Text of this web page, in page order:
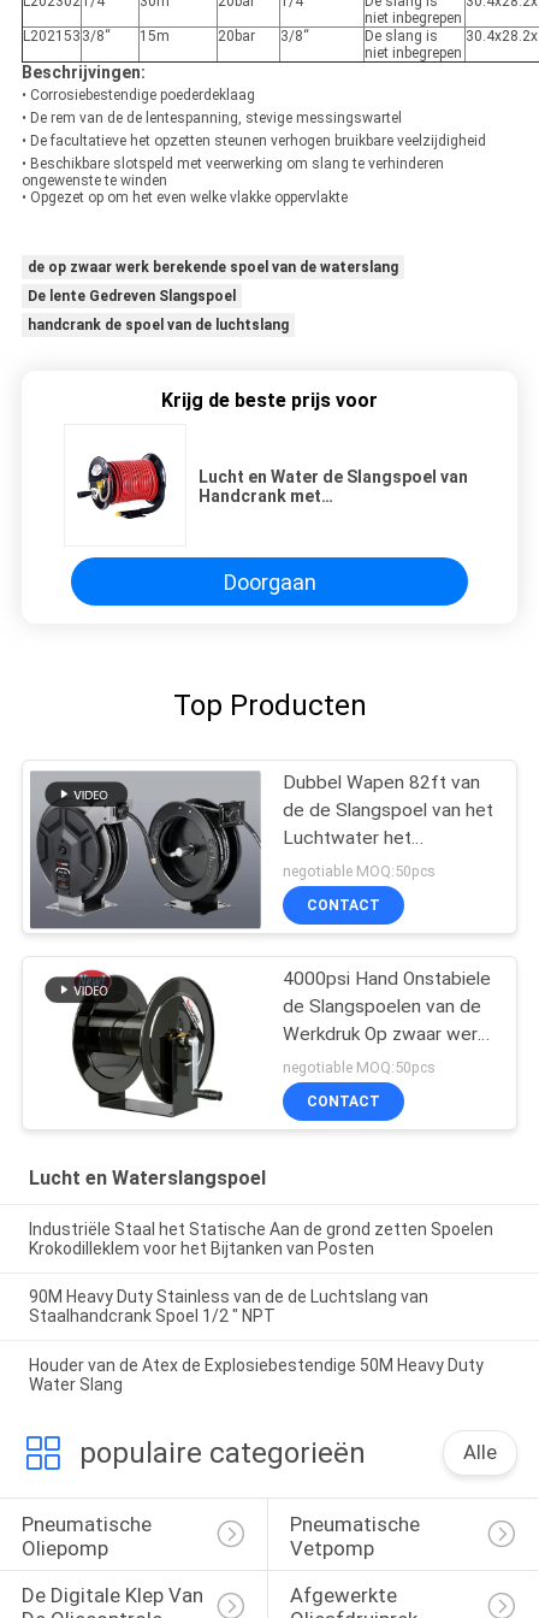
niet inbegrepen
L202153 3/8“ 15m 20bar 3/8“
De slang is
niet inbegrepen
Beschrijvingen:
• Corrosiebestendige poederdeklaag
• De rem van de de lentespanning, stevige messingswartel
• De facultatieve het opzetten steunen verhogen bruikbare veelzijdigheid
• Beschikbare slotspeld met veerwerking om slang te verhinderen
ongewenste te winden
• Opgezet op om het even welke vlakke oppervlakte
de op zwaar werk berekende spoel van de waterslang
De lente Gedreven Slangspoel
handcrank de spoel van de luchtslang
Krijg de beste prijs voor
Lucht en Water de Slangspoel van
Handcrank met
Doorgaan
Top Producten
Dubbel Wapen 82ft van
de de Slangspoel van het
Luchtwater het
Langzame Intrekken
negotiable MOQ:50pcs
CONTACT
4000psi Hand Onstabiele
de Slangspoelen van de
Werkdruk Op zwaar werk
berekende Hand
negotiable MOQ:50pcs
CONTACT
Lucht en Waterslangspoel
Industriële Staal het Statische Aan de grond zetten Spoelen
Krokodilleklem voor het Bijtanken van Posten
90M Heavy Duty Stainless van de de Luchtslang van
Staalhandcrank Spoel 1/2 " NPT
Houder van de Atex de Explosiebestendige 50M Heavy Duty
Water Slang
populaire categorieën Alle
Pneumatische
Oliepomp
Pneumatische
Vetpomp
De Digitale Klep Van
Afgewerkte